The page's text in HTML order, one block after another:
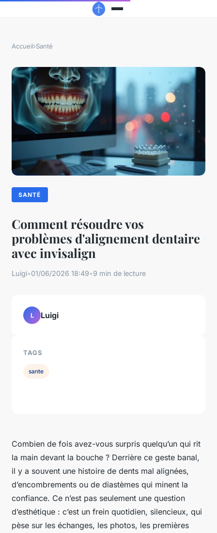
Accueil›Santé
SANTÉ
Comment résoudre vos
problèmes d'alignement dentaire
avec invisalign
Luigi•01/06/2026 18:49•9 min de lecture
Combien de fois avez-vous surpris quelqu’un qui rit
la main devant la bouche ? Derrière ce geste banal,
il y a souvent une histoire de dents mal alignées,
d’encombrements ou de diastèmes qui minent la
confiance. Ce n’est pas seulement une question
d’esthétique : c’est un frein quotidien, silencieux, qui
pèse sur les échanges, les photos, les premières
L Luigi
TAGS
sante